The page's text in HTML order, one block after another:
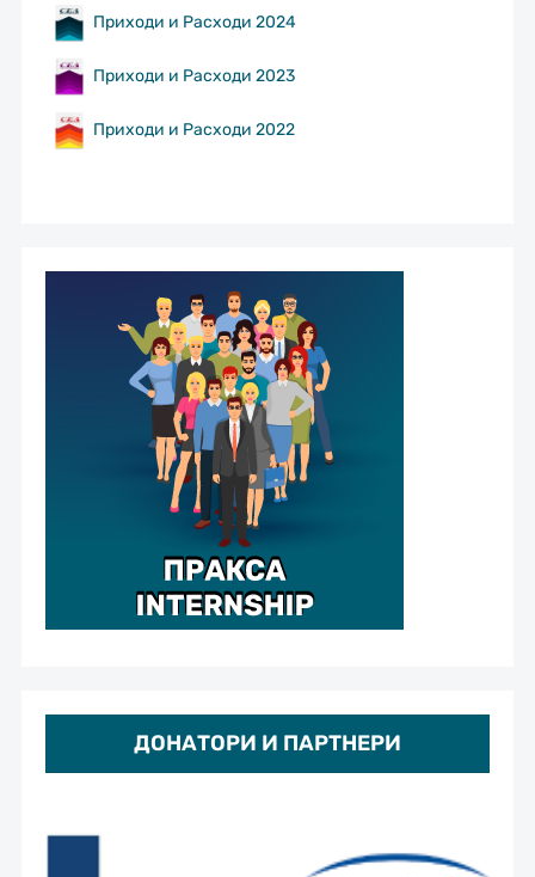
Приходи и Расходи 2024
Приходи и Расходи 2023
Приходи и Расходи 2022
ДОНАТОРИ И ПАРТНЕРИ